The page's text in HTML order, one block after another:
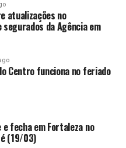
atualizações no
da Agência em
Centro funciona no feriado
fecha em Fortaleza no
(19/03)